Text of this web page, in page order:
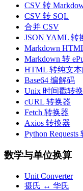
CSV 转
CSV 转 SQL
合并 CSV
JSON YAML 转
Markdown
Markdown 转
HTML 转纯文
Base64 编解码
Unix 时间戳转
cURL 转换器
Fetch 转换器
Axios 转换器
Python Requests
数学与单位换算
Unit Converter
摄氏 ↔ 华氏